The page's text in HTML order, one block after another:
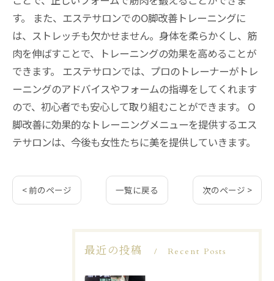
す。 また、エステサロンでのO脚改善トレーニングに
は、ストレッチも欠かせません。身体を柔らかくし、筋
肉を伸ばすことで、トレーニングの効果を高めることが
できます。 エステサロンでは、プロのトレーナーがトレ
ーニングのアドバイスやフォームの指導をしてくれます
ので、初心者でも安心して取り組むことができます。 O
脚改善に効果的なトレーニングメニューを提供するエス
テサロンは、今後も女性たちに美を提供していきます。
< 前のページ 一覧に戻る 次のページ >
最近の投稿 Recent Posts